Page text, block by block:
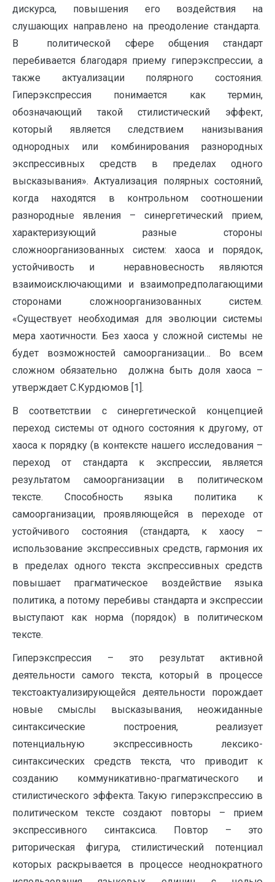
дискурса, повышения его воздействия на
слушающих направлено на преодоление стандарта.
В политической сфере общения стандарт
перебивается благодаря приему гиперэкспрессии, а
также актуализации полярного состояния.
Гиперэкспрессия понимается как термин,
обозначающий такой стилистический эффект,
который является следствием нанизывания
однородных или комбинирования разнородных
экспрессивных средств в пределах одного
высказывания». Актуализация полярных состояний,
когда находятся в контрольном соотношении
разнородные явления – синергетический прием,
характеризующий разные стороны
сложноорганизованных систем: хаоса и порядок,
устойчивость и неравновесность являются
взаимоисключающими и взаимопредполагающими
сторонами сложноорганизованных систем.
«Существует необходимая для эволюции системы
мера хаотичности. Без хаоса у сложной системы не
будет возможностей самоорганизации… Во всем
сложном обязательно должна быть доля хаоса –
утверждает С.Курдюмов [1].
В соответствии с синергетической концепцией
переход системы от одного состояния к другому, от
хаоса к порядку (в контексте нашего исследования –
переход от стандарта к экспрессии, является
результатом самоорганизации в политическом
тексте. Способность языка политика к
самоорганизации, проявляющейся в переходе от
устойчивого состояния (стандарта, к хаосу –
использование экспрессивных средств, гармония их
в пределах одного текста экспрессивных средств
повышает прагматическое воздействие языка
политика, а потому перебивы стандарта и экспрессии
выступают как норма (порядок) в политическом
тексте.
Гиперэкспрессия – это результат активной
деятельности самого текста, который в процессе
текстоактуализирующейся деятельности порождает
новые смыслы высказывания, неожиданные
синтаксические построения, реализует
потенциальную экспрессивность лексико-
синтаксических средств текста, что приводит к
созданию коммуникативно-прагматического и
стилистического эффекта. Такую гиперэкспрессию в
политическом тексте создают повторы – прием
экспрессивного синтаксиса. Повтор – это
риторическая фигура, стилистический потенциал
которых раскрывается в процессе неоднократного